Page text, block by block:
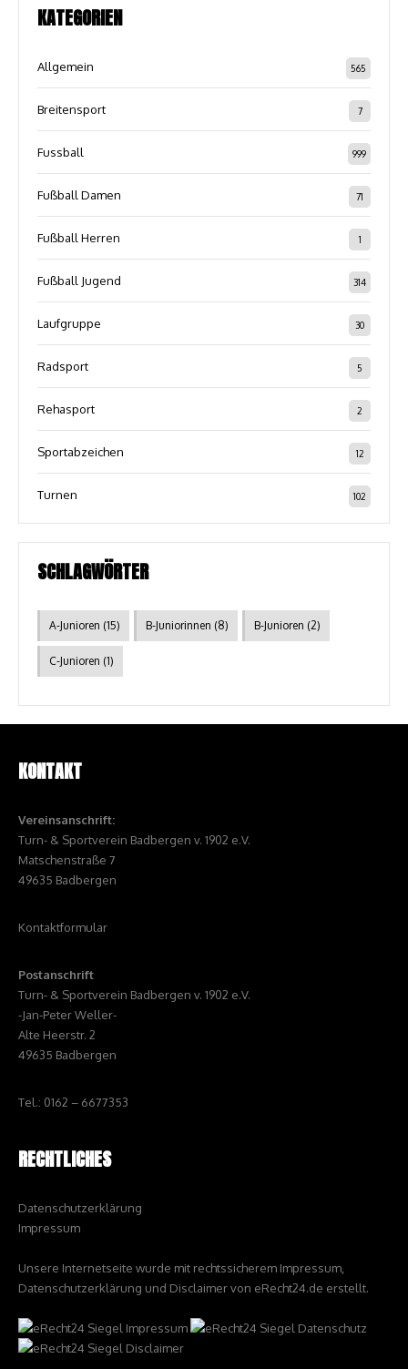
KATEGORIEN
Allgemein 565
Breitensport 7
Fussball 999
Fußball Damen 71
Fußball Herren 1
Fußball Jugend 314
Laufgruppe 30
Radsport 5
Rehasport 2
Sportabzeichen 12
Turnen 102
SCHLAGWÖRTER
A-Junioren (15) B-Juniorinnen (8) B-Junioren (2)
C-Junioren (1)
KONTAKT
Vereinsanschrift:
Turn- & Sportverein Badbergen v. 1902 e.V.
Matschenstraße 7
49635 Badbergen
Kontaktformular
Postanschrift
Turn- & Sportverein Badbergen v. 1902 e.V.
-Jan-Peter Weller-
Alte Heerstr. 2
49635 Badbergen
Tel.: 0162 – 6677353
RECHTLICHES
Datenschutzerklärung
Impressum
Unsere Internetseite wurde mit rechtssicherem Impressum,
Datenschutzerklärung und Disclaimer von eRecht24.de erstellt.